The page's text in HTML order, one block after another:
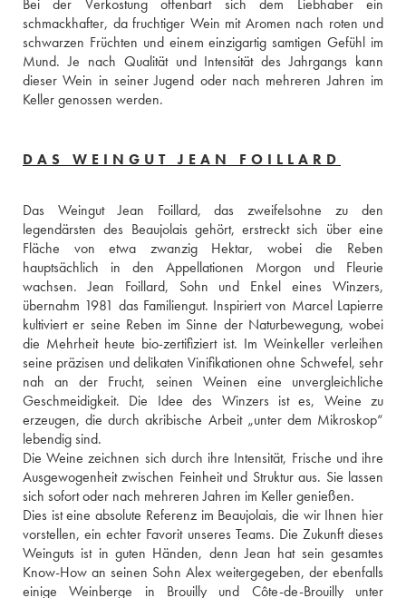
Bei der Verkostung offenbart sich dem Liebhaber ein
schmackhafter, da fruchtiger Wein mit Aromen nach roten und
schwarzen Früchten und einem einzigartig samtigen Gefühl im
Mund. Je nach Qualität und Intensität des Jahrgangs kann
dieser Wein in seiner Jugend oder nach mehreren Jahren im
Keller genossen werden.
DAS WEINGUT JEAN FOILLARD
Das Weingut Jean Foillard, das zweifelsohne zu den
legendärsten des Beaujolais gehört, erstreckt sich über eine
Fläche von etwa zwanzig Hektar, wobei die Reben
hauptsächlich in den Appellationen Morgon und Fleurie
wachsen. Jean Foillard, Sohn und Enkel eines Winzers,
übernahm 1981 das Familiengut. Inspiriert von Marcel Lapierre
kultiviert er seine Reben im Sinne der Naturbewegung, wobei
die Mehrheit heute bio-zertifiziert ist. Im Weinkeller verleihen
seine präzisen und delikaten Vinifikationen ohne Schwefel, sehr
nah an der Frucht, seinen Weinen eine unvergleichliche
Geschmeidigkeit. Die Idee des Winzers ist es, Weine zu
erzeugen, die durch akribische Arbeit „unter dem Mikroskop“
lebendig sind.
Die Weine zeichnen sich durch ihre Intensität, Frische und ihre
Ausgewogenheit zwischen Feinheit und Struktur aus. Sie lassen
sich sofort oder nach mehreren Jahren im Keller genießen.
Dies ist eine absolute Referenz im Beaujolais, die wir Ihnen hier
vorstellen, ein echter Favorit unseres Teams. Die Zukunft dieses
Weinguts ist in guten Händen, denn Jean hat sein gesamtes
Know-How an seinen Sohn Alex weitergegeben, der ebenfalls
einige Weinberge in Brouilly und Côte-de-Brouilly unter